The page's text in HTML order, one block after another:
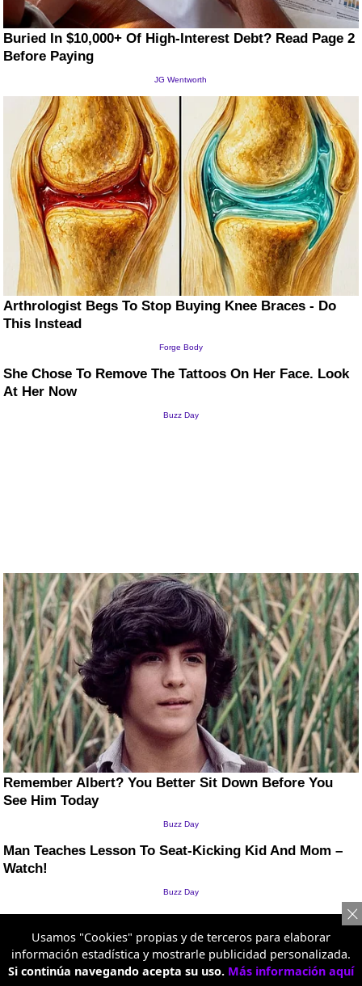
Usamos "Cookies" propias y de terceros para elaborar
información estadística y mostrarle publicidad personalizada.
Si continúa navegando acepta su uso. Más información aquí